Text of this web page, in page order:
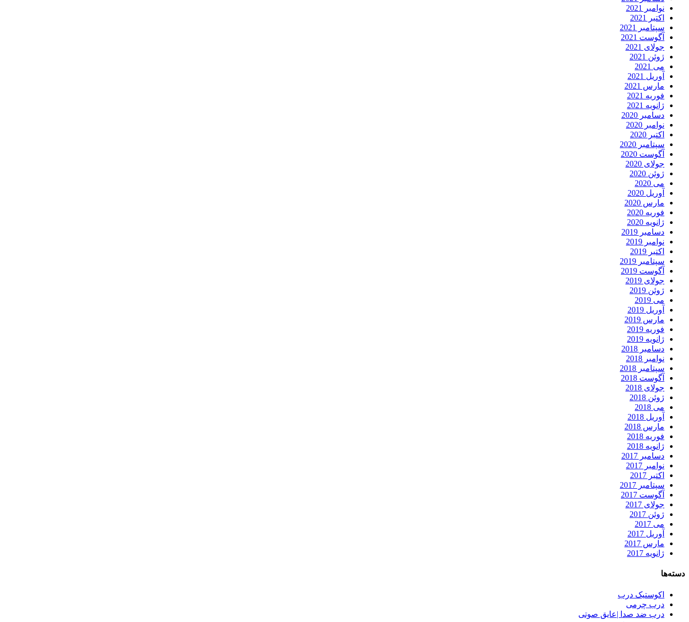
نوامبر 2021
اکتبر 2021
سپتامبر 2021
آگوست 2021
جولای 2021
ژوئن 2021
می 2021
آوریل 2021
مارس 2021
فوریه 2021
ژانویه 2021
دسامبر 2020
نوامبر 2020
اکتبر 2020
سپتامبر 2020
آگوست 2020
جولای 2020
ژوئن 2020
می 2020
آوریل 2020
مارس 2020
فوریه 2020
ژانویه 2020
دسامبر 2019
نوامبر 2019
اکتبر 2019
سپتامبر 2019
آگوست 2019
جولای 2019
ژوئن 2019
می 2019
آوریل 2019
مارس 2019
فوریه 2019
ژانویه 2019
دسامبر 2018
نوامبر 2018
سپتامبر 2018
آگوست 2018
جولای 2018
ژوئن 2018
می 2018
آوریل 2018
مارس 2018
فوریه 2018
ژانویه 2018
دسامبر 2017
نوامبر 2017
اکتبر 2017
سپتامبر 2017
آگوست 2017
جولای 2017
ژوئن 2017
می 2017
آوریل 2017
مارس 2017
ژانویه 2017
دسته‌ها
اکوستیک درب
درب چرمی
درب ضد صدا |عایق صوتی